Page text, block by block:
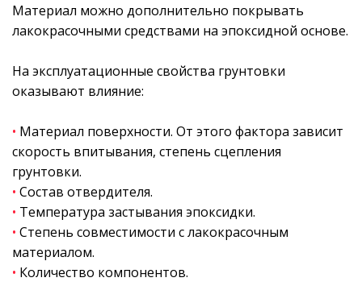
Материал можно дополнительно покрывать
лакокрасочными средствами на эпоксидной основе.
На эксплуатационные свойства грунтовки
оказывают влияние:
• Материал поверхности. От этого фактора зависит
скорость впитывания, степень сцепления
грунтовки.
• Состав отвердителя.
• Температура застывания эпоксидки.
• Степень совместимости с лакокрасочным
материалом.
• Количество компонентов.